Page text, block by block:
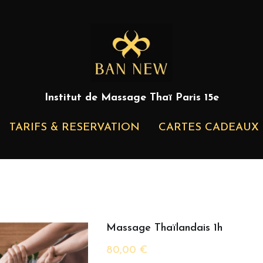
Institut de Massage Thaï Paris 15e
TARIFS & RESERVATION CARTES CADEAUX
Institut de Massage Thaï Paris 15e
TARIFS & RESERVATION CARTES CADEAUX
Massage Thaïlandais 1h
80,00 €